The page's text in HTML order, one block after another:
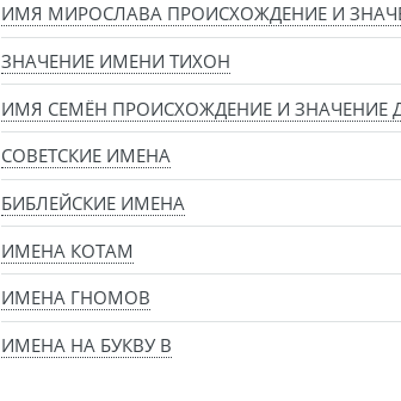
ИМЯ МИРОСЛАВА ПРОИСХОЖДЕНИЕ И
ЗНАЧЕНИЕ ИМЕНИ ТИХОН
ИМЯ СЕМЁН ПРОИСХОЖДЕНИЕ И ЗНАЧЕНИЕ
СОВЕТСКИЕ ИМЕНА
БИБЛЕЙСКИЕ ИМЕНА
ИМЕНА КОТАМ
ИМЕНА ГНОМОВ
ИМЕНА НА БУКВУ В